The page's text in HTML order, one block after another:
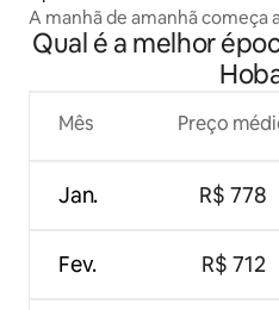
A manhã de amanhã começa
Qual é a melhor
Mês
Jan.
Fev.
Preço
R$ 778
R$ 712